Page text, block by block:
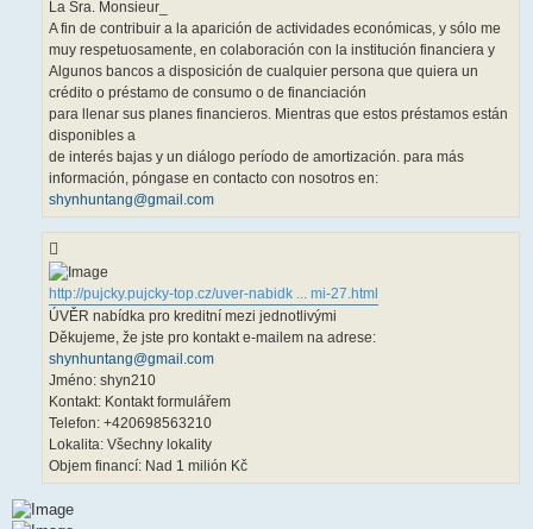
La Sra. Monsieur_
A fin de contribuir a la aparición de actividades económicas, y sólo me
muy respetuosamente, en colaboración con la institución financiera y
Algunos bancos a disposición de cualquier persona que quiera un
crédito o préstamo de consumo o de financiación
para llenar sus planes financieros. Mientras que estos préstamos están
disponibles a
de interés bajas y un diálogo período de amortización. para más
información, póngase en contacto con nosotros en:
shynhuntang@gmail.com
http://pujcky.pujcky-top.cz/uver-nabidk ... mi-27.html
ÚVĚR nabídka pro kreditní mezi jednotlivými
Děkujeme, že jste pro kontakt e-mailem na adrese:
shynhuntang@gmail.com
Jméno: shyn210
Kontakt: Kontakt formulářem
Telefon: +420698563210
Lokalita: Všechny lokality
Objem financí: Nad 1 milión Kč